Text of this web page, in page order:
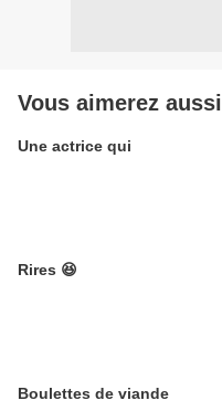
Vous aimerez aussi
Une actrice qui
Rires 😆
Boulettes de viande